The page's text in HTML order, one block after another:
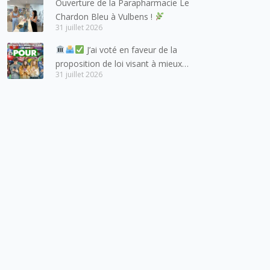
lesquels la Haute-Savoie
entretient des liens étroits et
quotidiens.
Ouverture de la Parapharmacie Le
Chardon Bleu à Vulbens !
31 juillet 2026
J’ai voté en faveur de la
proposition de loi visant à mieux
protéger les mineurs des risques
31 juillet 2026